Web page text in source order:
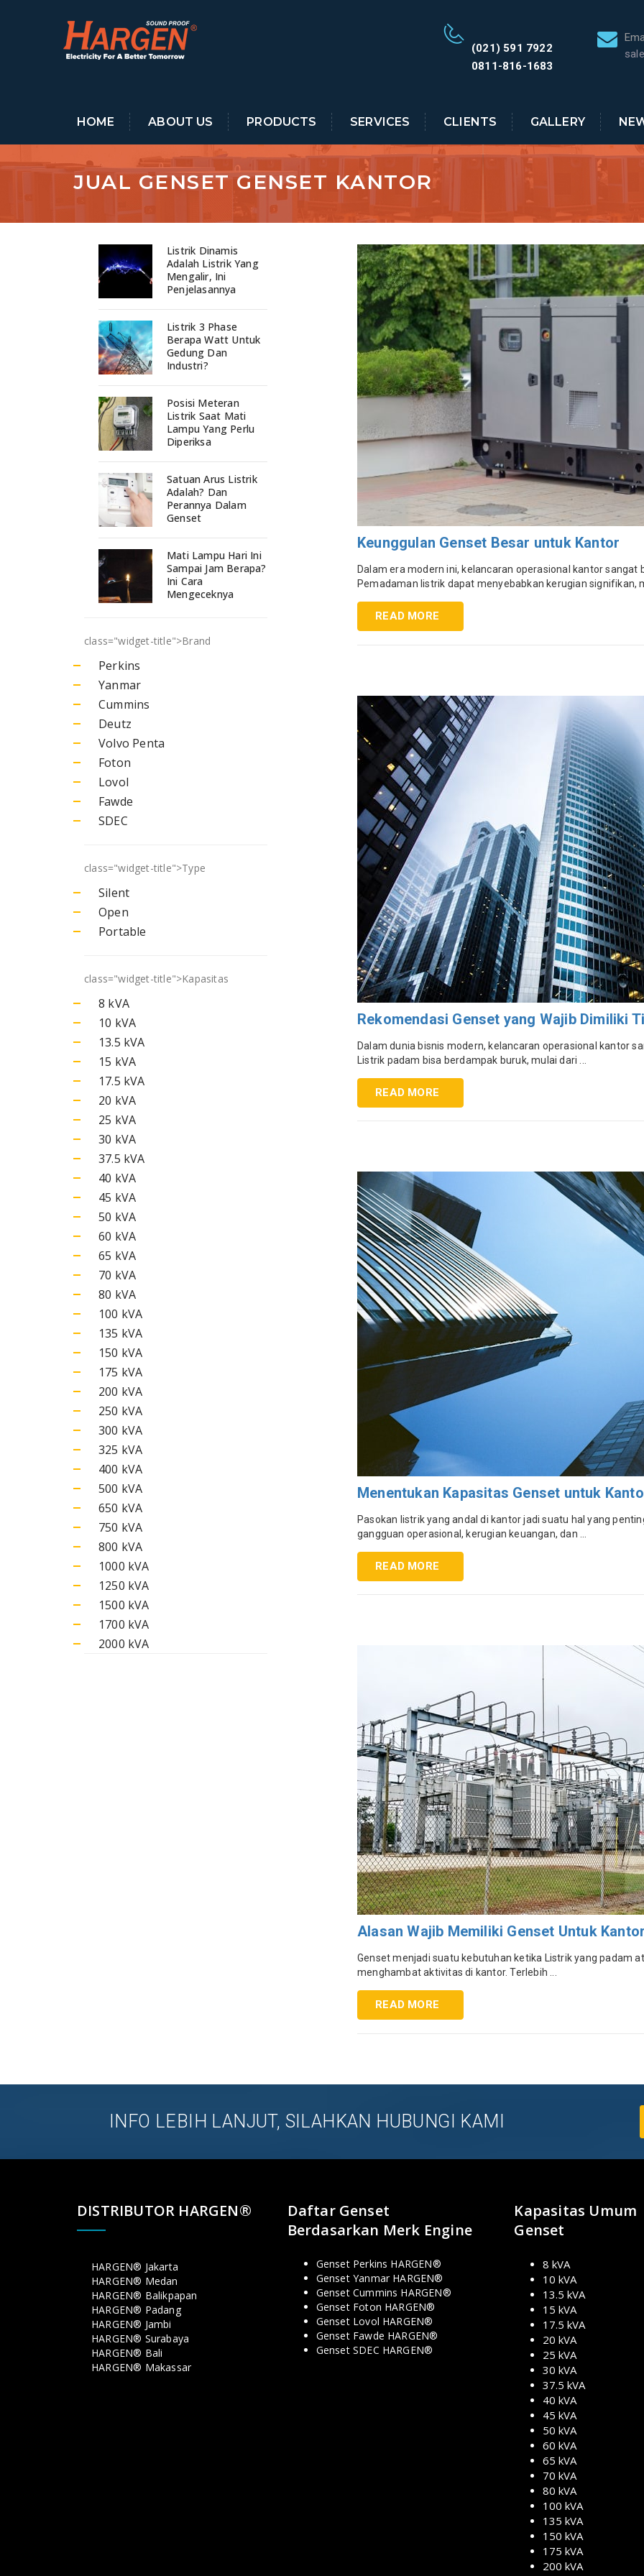
(021) 591 7922
0811-816-1683
HOME ABOUT US PRODUCTS SERVICES CLIENTS GALLERY
JUAL GENSET GENSET KANTOR
Keunggulan Genset Besar untuk Kantor
Dalam era modern ini, kelancaran operasional kantor
Pemadaman listrik dapat menyebabkan kerugian signifikan,
READ MORE
Rekomendasi Genset yang Wajib Dimiliki
Dalam dunia bisnis modern, kelancaran operasional kantor
Listrik padam bisa berdampak buruk, mulai dari ...
READ MORE
Menentukan Kapasitas Genset untuk
Pasokan listrik yang andal di kantor jadi suatu hal yang
gangguan operasional, kerugian keuangan, dan ...
READ MORE
Alasan Wajib Memiliki Genset Untuk
Genset menjadi suatu kebutuhan ketika Listrik yang padam
menghambat aktivitas di kantor. Terlebih ...
READ MORE
Listrik Dinamis
Adalah Listrik Yang
Mengalir, Ini
Penjelasannya
Listrik 3 Phase
Berapa Watt Untuk
Gedung Dan
Industri?
Posisi Meteran
Listrik Saat Mati
Lampu Yang Perlu
Diperiksa
Satuan Arus Listrik
Adalah? Dan
Perannya Dalam
Genset
Mati Lampu Hari Ini
Sampai Jam Berapa?
Ini Cara
Mengeceknya
class="widget-title">Brand
Perkins
Yanmar
Cummins
Deutz
Volvo Penta
Foton
Lovol
Fawde
SDEC
class="widget-title">Type
Silent
Open
Portable
class="widget-title">Kapasitas
8 kVA
10 kVA
13.5 kVA
15 kVA
17.5 kVA
20 kVA
25 kVA
30 kVA
37.5 kVA
40 kVA
45 kVA
50 kVA
60 kVA
65 kVA
70 kVA
80 kVA
100 kVA
135 kVA
150 kVA
175 kVA
200 kVA
250 kVA
300 kVA
325 kVA
400 kVA
500 kVA
650 kVA
750 kVA
800 kVA
1000 kVA
1250 kVA
1500 kVA
1700 kVA
2000 kVA
INFO LEBIH LANJUT, SILAHKAN HUBUNGI KAMI
DISTRIBUTOR HARGEN®
HARGEN® Jakarta
HARGEN® Medan
HARGEN® Balikpapan
HARGEN® Padang
HARGEN® Jambi
HARGEN® Surabaya
HARGEN® Bali
HARGEN® Makassar
Daftar Genset
Berdasarkan Merk Engine
Genset Perkins HARGEN®
Genset Yanmar HARGEN®
Genset Cummins HARGEN®
Genset Foton HARGEN®
Genset Lovol HARGEN®
Genset Fawde HARGEN®
Genset SDEC HARGEN®
Kapasitas Umum
Genset
8 kVA
10 kVA
13.5 kVA
15 kVA
17.5 kVA
20 kVA
25 kVA
30 kVA
37.5 kVA
40 kVA
45 kVA
50 kVA
60 kVA
65 kVA
70 kVA
80 kVA
100 kVA
135 kVA
150 kVA
175 kVA
200 kVA